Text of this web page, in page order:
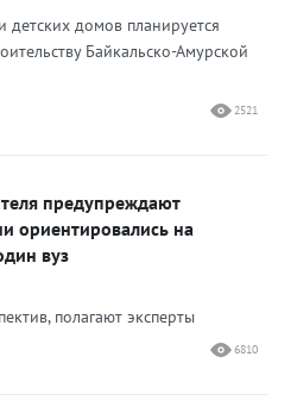
детских домов планируется
Байкальско-Амурской
2521
предупреждают
ориентировались на
вуз
полагают эксперты
6810